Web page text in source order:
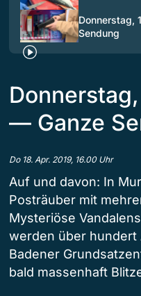
Donnerstag,
Sendung
— Ganze
Do 18. Apr. 2019, 16.00 Uhr
Auf und davon: In
Posträuber mit
Mysteriöse
werden über
Badener
bald massenhaft